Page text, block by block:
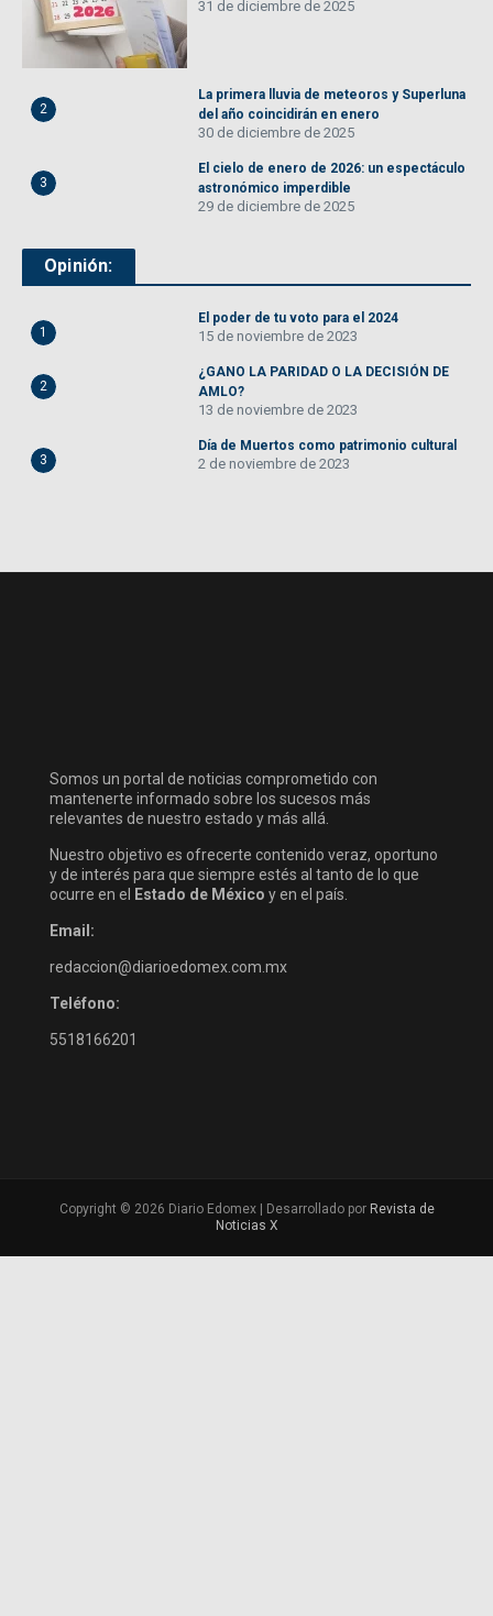
31 de diciembre de 2025
2
La primera lluvia de meteoros y Superluna
del año coincidirán en enero
30 de diciembre de 2025
3
El cielo de enero de 2026: un espectáculo
astronómico imperdible
29 de diciembre de 2025
Opinión:
1
El poder de tu voto para el 2024
15 de noviembre de 2023
2
¿GANO LA PARIDAD O LA DECISIÓN DE
AMLO?
13 de noviembre de 2023
3
Día de Muertos como patrimonio cultural
2 de noviembre de 2023
Somos un portal de noticias comprometido con
mantenerte informado sobre los sucesos más
relevantes de nuestro estado y más allá.
Nuestro objetivo es ofrecerte contenido veraz, oportuno
y de interés para que siempre estés al tanto de lo que
ocurre en el
Estado de México y en el país.
Email:
redaccion@diarioedomex.com.mx
Teléfono:
5518166201
Copyright © 2026 Diario Edomex | Desarrollado por Revista de
Noticias X